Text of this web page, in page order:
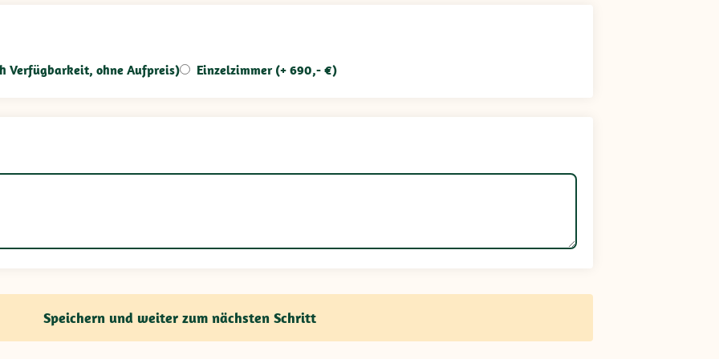
Verfügbarkeit, ohne Aufpreis) Einzelzimmer (+ 690,- €)
Speichern und weiter zum nächsten Schritt